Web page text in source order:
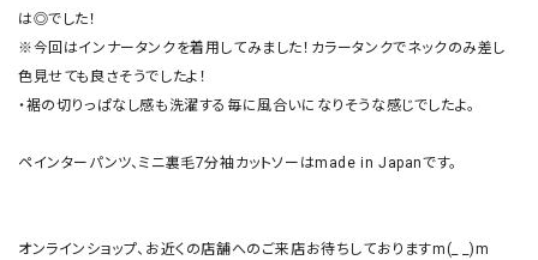
は◎でした！
※今回はインナータンクを着用してみました！カラータンクでネックのみ差し
色見せても良さそうでしたよ！
・裾の切りっぱなし感も洗濯する毎に風合いになりそうな感じでしたよ。
ペインターパンツ、ミニ裏毛7分袖カットソーはmade in Japanです。
オンラインショップ、お近くの店舗へのご来店お待ちしておりますm(_ _)m